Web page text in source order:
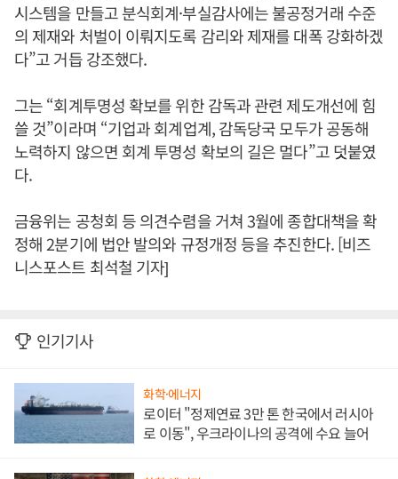
시스템을 만들고 분식회계·부실감사에는 불공정거래 수준
의 제재와 처벌이 이뤄지도록 감리와 제재를 대폭 강화하겠
다”고 거듭 강조했다.
그는 “회계투명성 확보를 위한 감독과 관련 제도개선에 힘
쓸 것”이라며 “기업과 회계업계, 감독당국 모두가 공동해
노력하지 않으면 회계 투명성 확보의 길은 멀다”고 덧붙였
다.
금융위는 공청회 등 의견수렴을 거쳐 3월에 종합대책을 확
정해 2분기에 법안 발의와 규정개정 등을 추진한다. [비즈
니스포스트 최석철 기자]
인기기사
화학·에너지
로이터 "정제연료 3만 톤 한국에서 러시아
로 이동", 우크라이나의 공격에 수요 늘어